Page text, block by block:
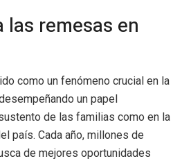
las remesas en
como un fenómeno crucial en la
un papel
de las familias como en la
país. Cada año, millones de
de mejores oportunidades